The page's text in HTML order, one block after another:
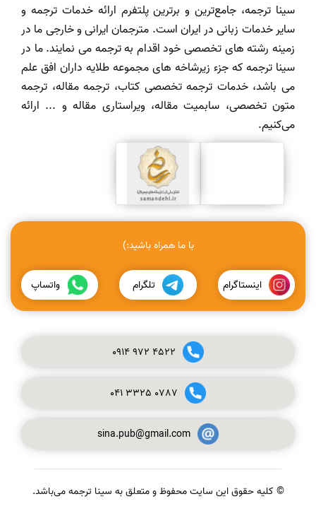
سینا ترجمه، جامع‌ترین و برترین پلتفرم ارائه خدمات ترجمه و
سایر خدمات زبانی در ایران است. مترجمان ایرانی و خارجی ما در
زمینه رشته های تخصصی خود اقدام به ترجمه می نمایند. ما در
سینا ترجمه که جزء زیرشاخه های مجموعه طلایه داران افق علم
می باشد، خدمات ترجمه تخصصی کتاب، ترجمه مقاله، ترجمه
متون تخصصی، سابمیت مقاله، ویراستاری مقاله و ... ارائه
می‌کنیم.
با ما همراه باشید:)
اینستاگرام تلگرام واتساپ
0914972 4522
041 3325 0787
sina.pub@gmail.com
© کلیه حقوق این سایت محفوظ و متعلق به سینا ترجمه می‌باشد.